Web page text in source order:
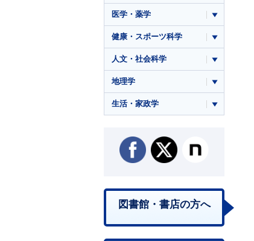
医学・薬学
健康・スポーツ科学
人文・社会科学
地理学
生活・家政学
図書館・書店の方へ